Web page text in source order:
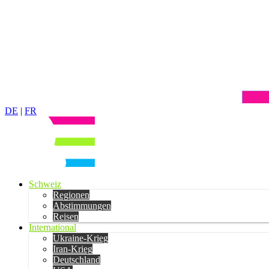
DE | FR
Schweiz
Regionen
Abstimmungen
Reisen
International
Ukraine-Krieg
Iran-Krieg
Deutschland